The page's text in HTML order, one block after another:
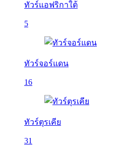
ทัวร์แอฟริกาใต้
5
ทัวร์จอร์แดน
16
ทัวร์ตุรเคีย
31